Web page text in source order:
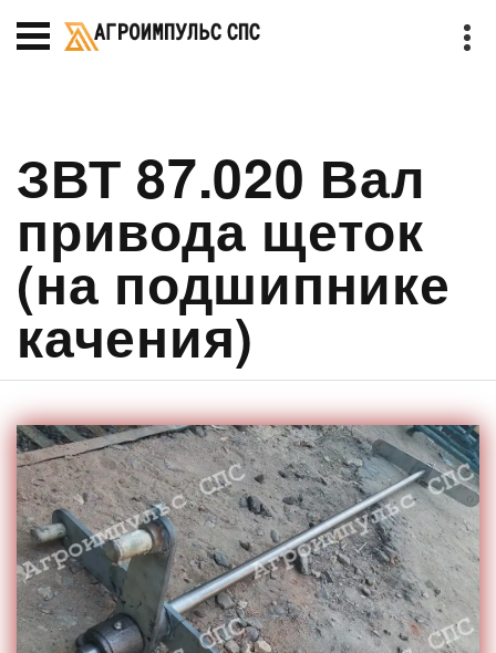
ЗВТ 87.020 Вал
привода щеток
(на подшипнике
качения)